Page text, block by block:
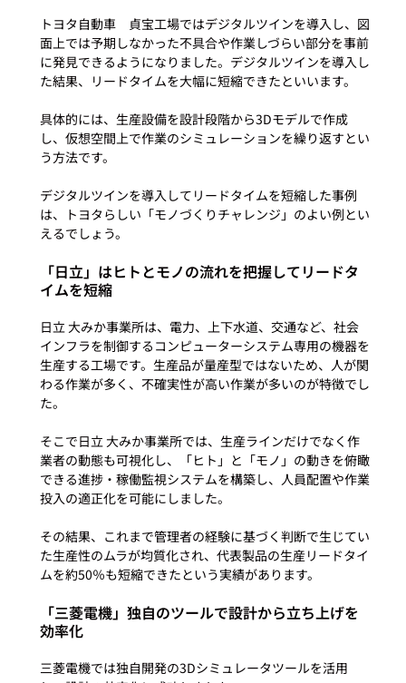
トヨタ自動車　貞宝工場ではデジタルツインを導入し、図
面上では予期しなかった不具合や作業しづらい部分を事前
に発見できるようになりました。デジタルツインを導入し
た結果、リードタイムを大幅に短縮できたといいます。
具体的には、生産設備を設計段階から3Dモデルで作成
し、仮想空間上で作業のシミュレーションを繰り返すとい
う方法です。
デジタルツインを導入してリードタイムを短縮した事例
は、トヨタらしい「モノづくりチャレンジ」のよい例とい
「日立」はヒトとモノの流れを把握してリードタ
イムを短縮
日立 大みか事業所は、電力、上下水道、交通など、社会
インフラを制御するコンピューターシステム専用の機器を
生産する工場です。生産品が量産型ではないため、人が関
わる作業が多く、不確実性が高い作業が多いのが特徴でし
た。
そこで日立 大みか事業所では、生産ラインだけでなく作
業者の動態も可視化し、「ヒト」と「モノ」の動きを俯瞰
できる進捗・稼働監視システムを構築し、人員配置や作業
投入の適正化を可能にしました。
その結果、これまで管理者の経験に基づく判断で生じてい
た生産性のムラが均質化され、代表製品の生産リードタイ
「三菱電機」独自のツールで設計から立ち上げを
効率化
三菱電機では独自開発の3Dシミュレータツールを活用